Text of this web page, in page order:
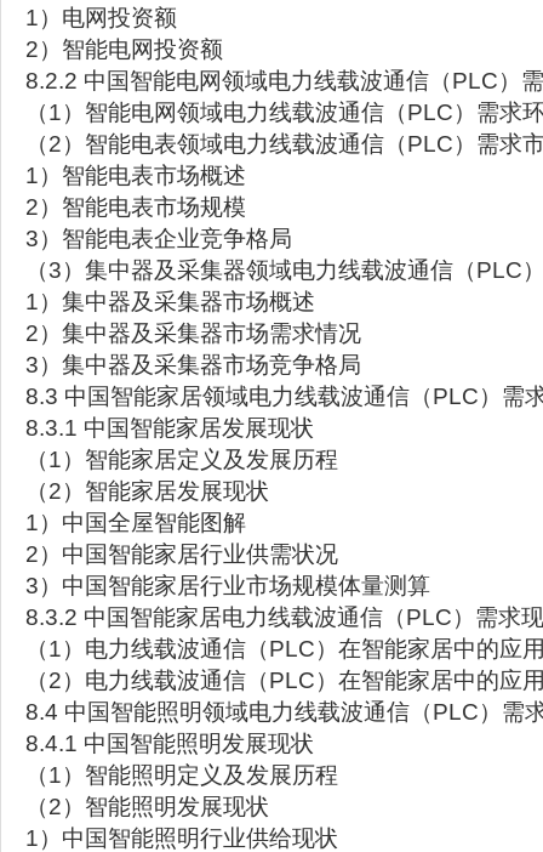
1）电网投资额
2）智能电网投资额
8.2.2 中国智能电网领域电力线载波通信（PLC）
（1）智能电网领域电力线载波通信（PLC）需求
（2）智能电表领域电力线载波通信（PLC）需求
1）智能电表市场概述
2）智能电表市场规模
3）智能电表企业竞争格局
（3）集中器及采集器领域电力线载波通信（PLC
1）集中器及采集器市场概述
2）集中器及采集器市场需求情况
3）集中器及采集器市场竞争格局
8.3 中国智能家居领域电力线载波通信（PLC）需
8.3.1 中国智能家居发展现状
（1）智能家居定义及发展历程
（2）智能家居发展现状
1）中国全屋智能图解
2）中国智能家居行业供需状况
3）中国智能家居行业市场规模体量测算
8.3.2 中国智能家居电力线载波通信（PLC）需求
（1）电力线载波通信（PLC）在智能家居中的应
（2）电力线载波通信（PLC）在智能家居中的应
8.4 中国智能照明领域电力线载波通信（PLC）需
8.4.1 中国智能照明发展现状
（1）智能照明定义及发展历程
（2）智能照明发展现状
1）中国智能照明行业供给现状